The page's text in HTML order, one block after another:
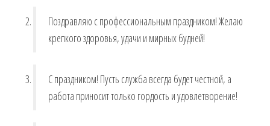
Поздравляю с профессиональным праздником! Желаю
крепкого здоровья, удачи и мирных будней!
С праздником! Пусть служба всегда будет честной, а
работа приносит только гордость и удовлетворение!